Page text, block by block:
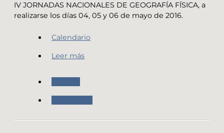
IV JORNADAS NACIONALES DE GEOGRAFÍA FÍSICA, a
realizarse los días 04, 05 y 06 de mayo de 2016.
Calendario
Leer más